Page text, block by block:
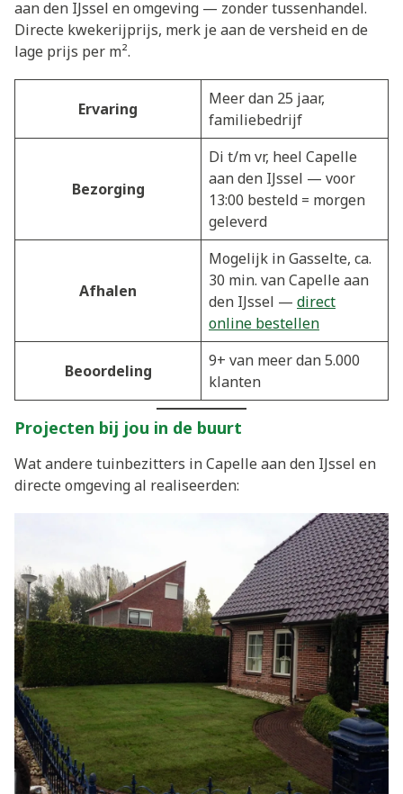
aan den IJssel en omgeving — zonder tussenhandel.
Directe kwekerijprijs, merk je aan de versheid en de
lage prijs per m².
Ervaring
Meer dan 25 jaar,
familiebedrijf
Bezorging
Di t/m vr, heel Capelle
aan den IJssel — voor
13:00 besteld = morgen
geleverd
Afhalen
Mogelijk in Gasselte, ca.
30 min. van Capelle aan
den IJssel — direct
online bestellen
Beoordeling
9+ van meer dan 5.000
klanten
Projecten bij jou in de buurt
Wat andere tuinbezitters in Capelle aan den IJssel en
directe omgeving al realiseerden: